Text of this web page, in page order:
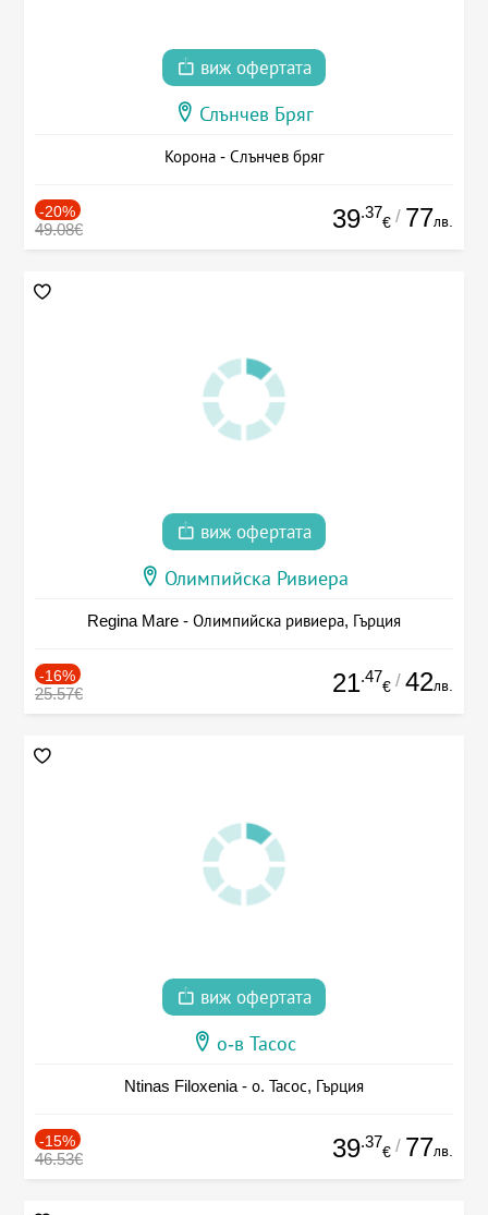
виж офертата
Слънчев Бряг
Корона - Слънчев бряг
-20%
49.08€ 39.37
€ / 77лв.
виж офертата
Олимпийска Ривиера
Regina Mare - Олимпийска ривиера, Гърция
-16%
25.57€ 21.47
€ / 42лв.
виж офертата
о-в Тасос
Ntinas Filoxenia - о. Тасос, Гърция
-15%
46.53€ 39.37
€ / 77лв.